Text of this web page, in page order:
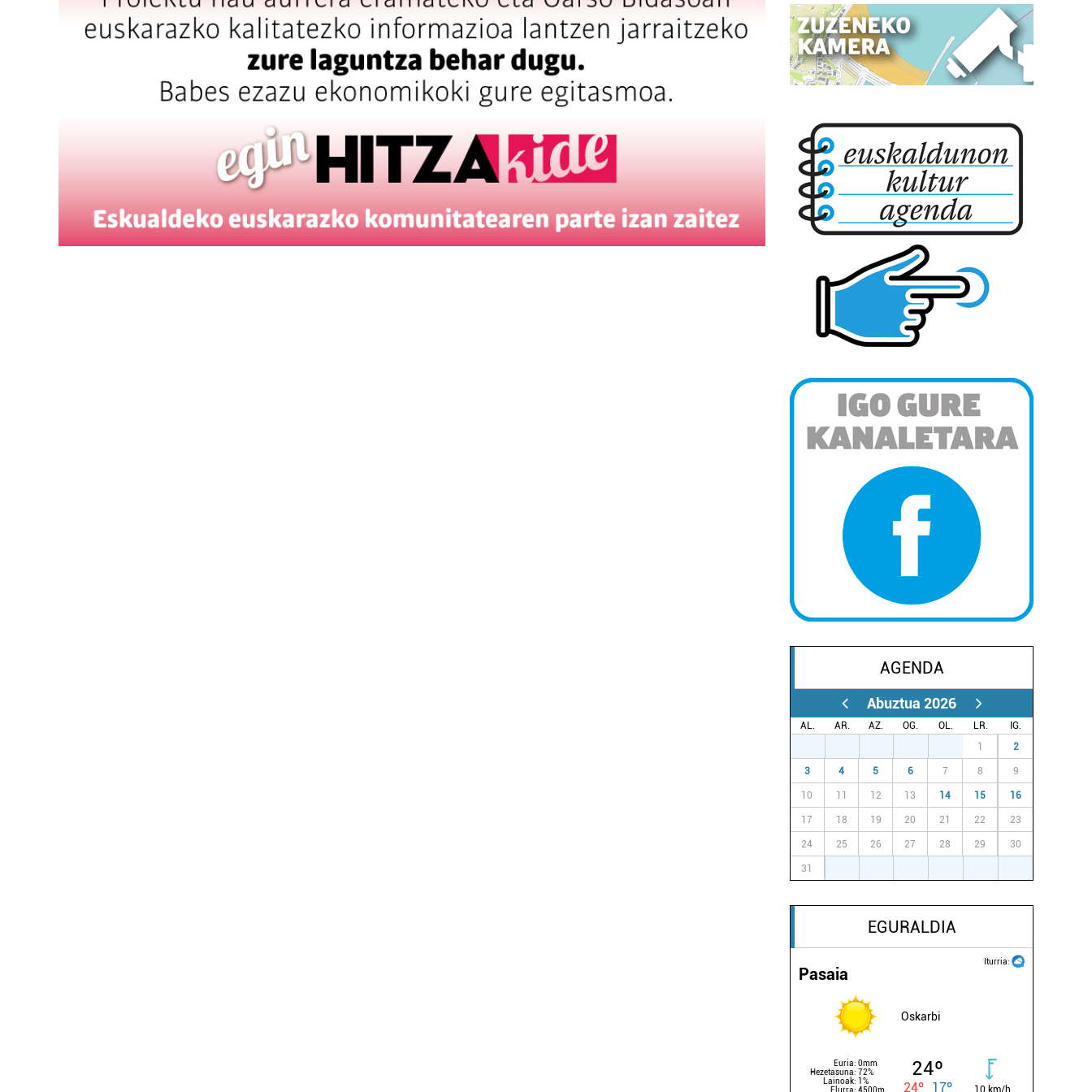
AGENDA
Abuztua 2026
AL. AR. AZ. OG. OL. LR.
IG.
1 2
3 4 5 6 7 8 9
10 11 12 13 14 15 16
17 18 19 20 21 22 23
24 25 26 27 28 29 30
31
EGURALDIA
Iturria:
Pasaia
Oskarbi
Euria: 0mm
Hezetasuna: 72%
Lainoak: 1%
Elurra: 4500m
24º
24º 17º 10 km/h